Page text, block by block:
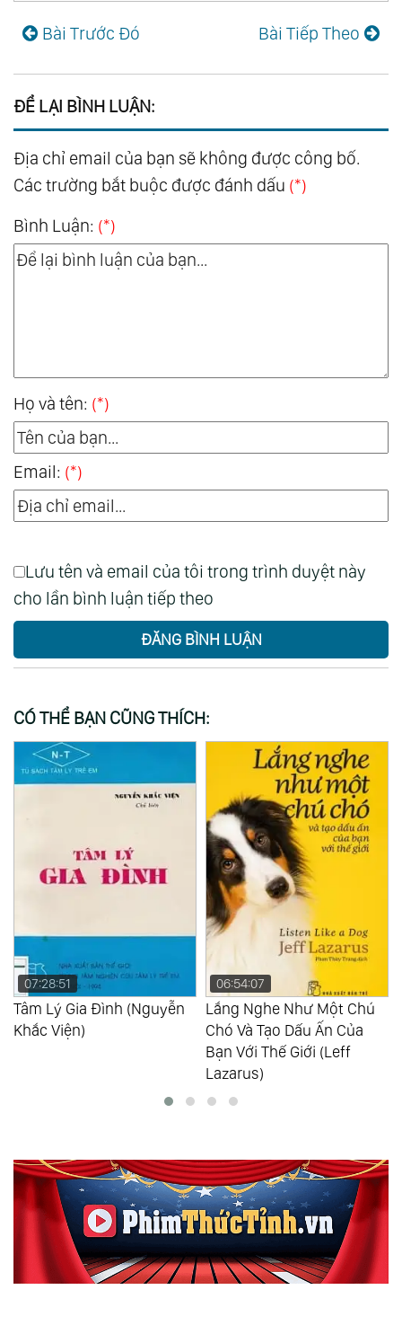
Bài Trước Đó Bài Tiếp Theo
ĐỂ LẠI BÌNH LUẬN:
Địa chỉ email của bạn sẽ không được công bố.
Các trường bắt buộc được đánh dấu (*)
Bình Luận: (*)
Họ và tên: (*)
Email: (*)
Lưu tên và email của tôi trong trình duyệt này
cho lần bình luận tiếp theo
ĐĂNG BÌNH LUẬN
CÓ THỂ BẠN CŨNG THÍCH:
Gia Đình (Nguyễn
06:54:07
Lắng Nghe Như Một Chú
Chó Và Tạo Dấu Ấn Của
Bạn Với Thế Giới (Leff
Lazarus)
Uốn
Nói (Bill